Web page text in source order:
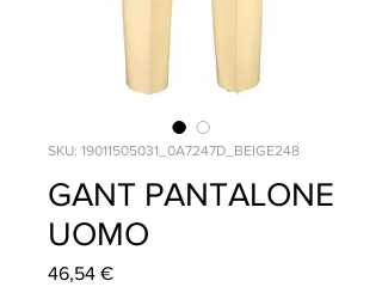
SKU: 19011505031_0A7247D_BEIGE248
GANT PANTALONE
UOMO
46,54 €Prezzo